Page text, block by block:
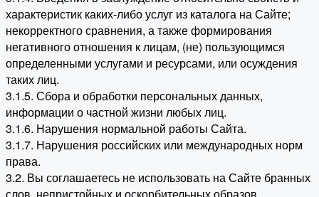
характеристик каких-либо услуг из каталога на Сайте;
некорректного сравнения, а также формирования
негативного отношения к лицам, (не) пользующимся
определенными услугами и ресурсами, или осуждения
таких лиц.
3.1.5. Сбора и обработки персональных данных,
информации о частной жизни любых лиц.
3.1.6. Нарушения нормальной работы Сайта.
3.1.7. Нарушения российских или международных норм
права.
3.2. Вы соглашаетесь не использовать на Сайте бранных